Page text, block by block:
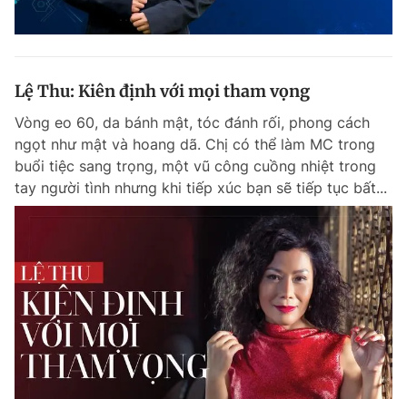
Lệ Thu: Kiên định với mọi tham vọng
Vòng eo 60, da bánh mật, tóc đánh rối, phong cách
ngọt như mật và hoang dã. Chị có thể làm MC trong
buổi tiệc sang trọng, một vũ công cuồng nhiệt trong
tay người tình nhưng khi tiếp xúc bạn sẽ tiếp tục bất...